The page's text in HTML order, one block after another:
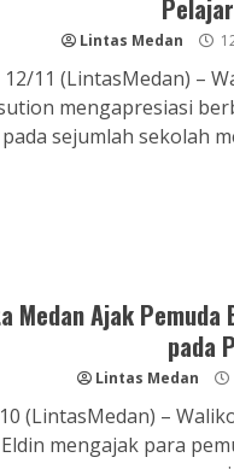
Lintas Medan
11 (LintasMedan) –
mengapresiasi
pada sejumlah sekolah
Medan Ajak
pada
Lintas Medan
(LintasMedan) –
mengajak para